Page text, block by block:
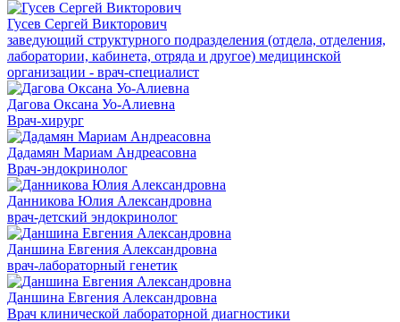
Гусев Сергей Викторович
заведующий структурного подразделения (отдела, отделения,
лаборатории, кабинета, отряда и другое) медицинской
организации - врач-специалист
Дагова Оксана Уо-Алиевна
Врач-хирург
Дадамян Мариам Андреасовна
Врач-эндокринолог
Данникова Юлия Александровна
врач-детский эндокринолог
Даншина Евгения Александровна
врач-лабораторный генетик
Даншина Евгения Александровна
Врач клинической лабораторной диагностики